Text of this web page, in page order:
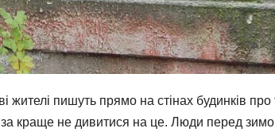
пишуть прямо на стінах будинків
краще не дивитися на це. Люди перед